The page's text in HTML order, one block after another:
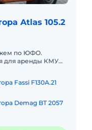
Atlas 105.2
по ЮФО.
для аренды КМУ
Fassi F130A.21
Demag BT 2057